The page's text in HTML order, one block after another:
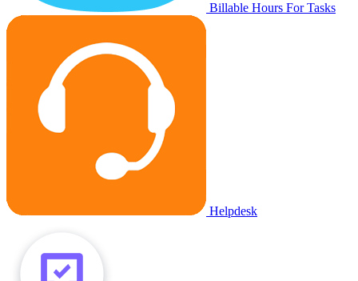
Billable Hours For Tasks
Helpdesk